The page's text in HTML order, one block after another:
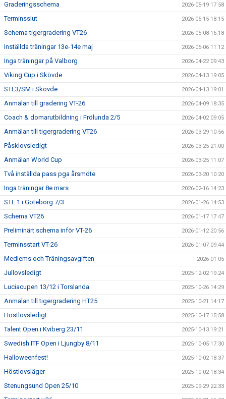
Graderingsschema 2026-05-19 17:58
Terminsslut 2026-05-15 18:15
Schema tigergradering VT26 2026-05-08 16:18
Inställda träningar 13e-14e maj 2026-05-06 11:12
Inga träningar på Valborg 2026-04-22 09:43
Viking Cup i Skövde 2026-04-13 19:05
STL3/SM i Skövde 2026-04-13 19:01
Anmälan till gradering VT-26 2026-04-09 18:35
Coach & domarutbildning i Frölunda 2/5 2026-04-02 09:05
Anmälan till tigergradering VT26 2026-03-29 10:56
Påsklovsledigt 2026-03-25 21:00
Anmälan World Cup 2026-03-25 11:07
Två inställda pass pga årsmöte 2026-03-20 10:20
Inga träningar 8e mars 2026-02-16 14:23
STL 1 i Göteborg 7/3 2026-01-26 14:53
Schema VT26 2026-01-17 17:47
Preliminärt schema inför VT-26 2026-01-12 20:56
Terminsstart VT-26 2026-01-07 09:44
Medlems och Träningsavgiften 2026-01-05
Jullovsledigt 2025-12-02 19:24
Luciacupen 13/12 i Torslanda 2025-10-26 14:29
Anmälan till tigergradering HT25 2025-10-21 14:17
Höstlovsledigt 2025-10-17 15:58
Talent Open i Kviberg 23/11 2025-10-13 19:21
Swedish ITF Open i Ljungby 8/11 2025-10-05 17:30
Halloweenfest! 2025-10-02 18:37
Höstlovsläger 2025-10-02 18:34
Stenungsund Open 25/10 2025-09-29 22:33